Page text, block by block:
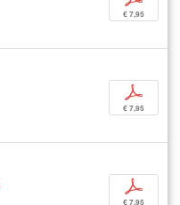
€ 7,95
p
€ 7,95
p
€ 7,95